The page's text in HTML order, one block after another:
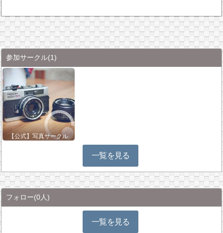
参加サークル(1)
【公式】写真サークル
一覧を見る
フォロー(0人)
一覧を見る